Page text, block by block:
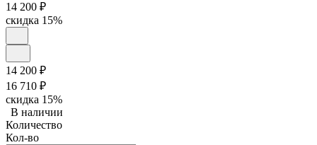
14 200 ₽
скидка 15%
14 200 ₽
16 710 ₽
скидка 15%
В наличии
Количество
Кол-во